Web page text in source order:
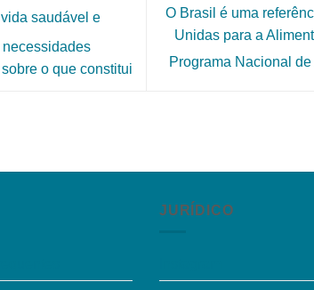
saudável e
o que constitui
O Brasil é uma
Unidas para a
Programa Nacional
JURÍDICO